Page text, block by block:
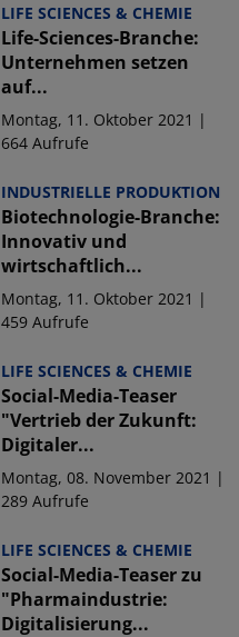
LIFE SCIENCES & CHEMIE
Life-Sciences-Branche:
Unternehmen setzen
auf...
Montag, 11. Oktober 2021 |
664 Aufrufe
INDUSTRIELLE PRODUKTION
Biotechnologie-Branche:
Innovativ und
wirtschaftlich...
Montag, 11. Oktober 2021 |
459 Aufrufe
LIFE SCIENCES & CHEMIE
Social-Media-Teaser
"Vertrieb der Zukunft:
Digitaler...
Montag, 08. November 2021 |
289 Aufrufe
LIFE SCIENCES & CHEMIE
Social-Media-Teaser zu
"Pharmaindustrie:
Digitalisierung...